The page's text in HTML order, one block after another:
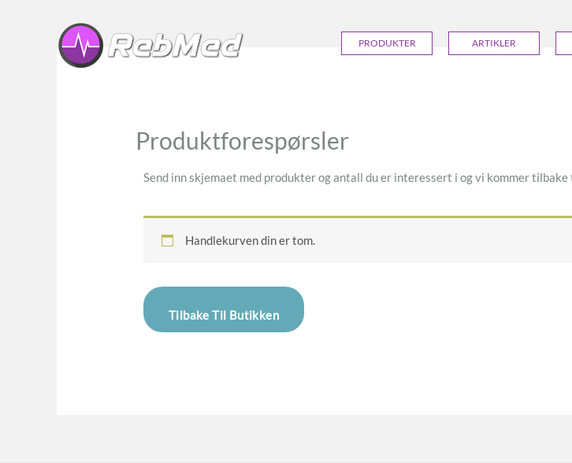
PRODUKTER ARTIKLER
Produktforespørsler
Send inn skjemaet med produkter og antall du er interessert i og vi kommer
Handlekurven din er tom.
Tilbake Til Butikken